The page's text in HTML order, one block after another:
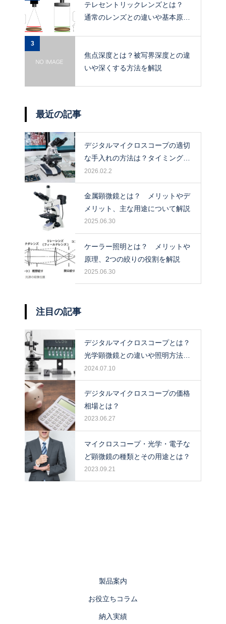
テレセントリックレンズとは？
通常のレンズとの違いや基本原
3
焦点深度とは？被写界深度との違
いや深くする方法を解説
最近の記事
デジタルマイクロスコープの適切
な手入れの方法は？タイミングや
保管場所も解説！
2026.02.2
金属顕微鏡とは？ メリットやデ
メリット、主な用途について解説
2025.06.30
ケーラー照明とは？ メリットや
原理、2つの絞りの役割を解説
2025.06.30
注目の記事
デジタルマイクロスコープとは？
光学顕微鏡との違いや照明方法に
ついて解説！
2024.07.10
デジタルマイクロスコープの価格
相場とは？
2023.06.27
マイクロスコープ・光学・電子な
ど顕微鏡の種類とその用途とは？
2023.09.21
製品案内
お役立ちコラム
納入実績